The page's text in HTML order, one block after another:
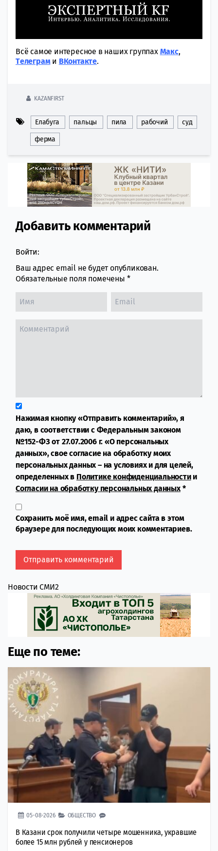
Всё самое интересное в наших группах Макс,
Tелеграми ВКонтакте.
KAZANFIRST
Елабуга пальцы пила рабочий суд
ферма
Comment section
Добавить комментарий
Войти:
Ваш адрес email не будет опубликован.
Обязательные поля помечены *
Нажимая кнопку «Отправить комментарий», я
даю, в соответствии с Федеральным законом
№152-ФЗ от 27.07.2006 г. «О персональных
данных», свое согласие на обработку моих
персональных данных – на условиях и для целей,
определенных в Политике конфиденциальностии
Согласии на обработку персональных данных*
Сохранить моё имя, email и адрес сайта в этом
браузере для последующих моих комментариев.
Новости СМИ2
Еще по теме:
05-08-2026 ОБЩЕСТВО
В Казани срок получили четыре мошенника, укравшие
более 15 млн рублей у пенсионеров